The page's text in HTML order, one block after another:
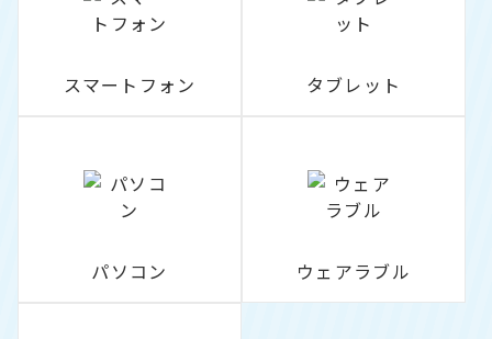
スマートフォン タブレット
パソコン ウェアラブル